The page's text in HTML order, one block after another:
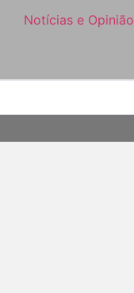
Notícias e Opinião